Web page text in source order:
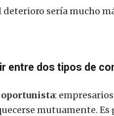
deterioro sería mucho
entre dos tipos de
:
mutuamente. Es